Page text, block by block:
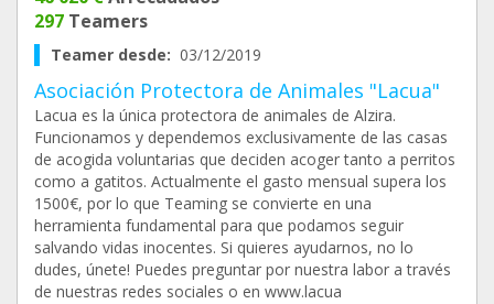
297 Teamers
Teamer desde: 03/12/2019
Asociación Protectora de Animales "Lacua"
Lacua es la única protectora de animales de Alzira.
Funcionamos y dependemos exclusivamente de las casas
de acogida voluntarias que deciden acoger tanto a perritos
como a gatitos. Actualmente el gasto mensual supera los
1500€, por lo que Teaming se convierte en una
herramienta fundamental para que podamos seguir
salvando vidas inocentes. Si quieres ayudarnos, no lo
dudes, únete! Puedes preguntar por nuestra labor a través
de nuestras redes sociales o en www.lacua